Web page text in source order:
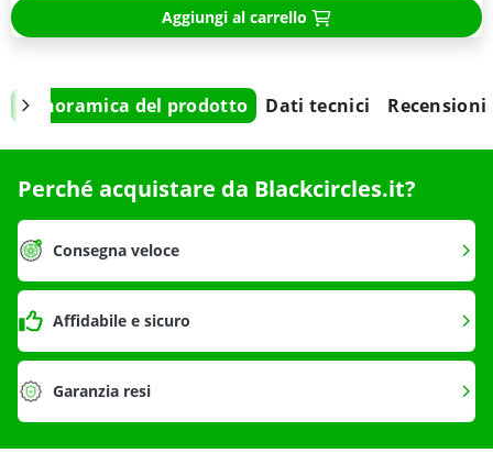
Aggiungi al carrello
Panoramica del prodotto Dati tecnici Recensioni
Perché acquistare da Blackcircles.it?
Consegna veloce
Affidabile e sicuro
Garanzia resi